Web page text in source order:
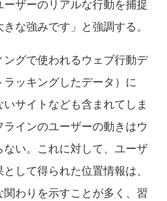
ザーのリアルな行動を捕捉
な強みです」と強調する。
グで使われるウェブ行動デ
ッキングしたデータ）に
サイトなども含まれてしま
インのユーザーの動きはウ
い。これに対して、ユーザ
して得られた位置情報は、
わりを示すことが多く、習